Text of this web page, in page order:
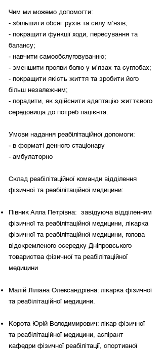
Чим ми можемо допомогти:
- збільшити обсяг рухів та силу м’язів;
- покращити функції ходи, пересування та
балансу;
- навчити самообслуговуванню;
- зменшити прояви болю у м’язах та суглобах;
- покращити якість життя та зробити його
більш незалежним;
- порадити, як здійснити адаптацію життєвого
середовища до потреб пацієнта.
Умови надання реабілітаційної допомоги:
- в форматі денного стаціонару
- амбулаторно
Склад реабілітаційної команди відділення
фізичної та реабілітаційної медицини:
Півник Алла Петрівна: завідуюча відділенням
фізичної та реабілітаційної медицини, лікарка
фізичної та реабілітаційної медицини, голова
відокремленого осередку Дніпровського
товариства фізичної та реабілітаційної
медицини
Малій Ліліана Олександрівна: лікарка фізичної
та реабілітаційної медицини.
Корота Юрій Володимирович: лікар фізичної
та реабілітаційної медицини, аспірант
кафедри фізичної реабілітації, спортивної